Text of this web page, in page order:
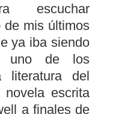
escuchar
de mis últimos
ya iba siendo
uno de los
literatura del
novela escrita
a finales de